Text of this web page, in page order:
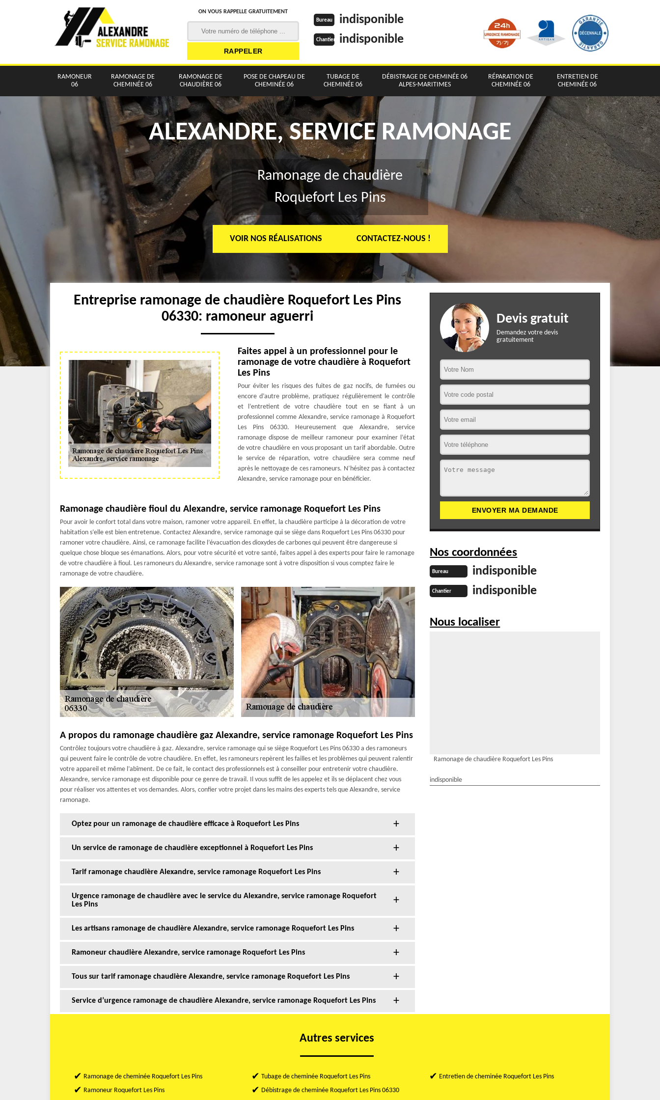
ON VOUS RAPPELLE GRATUITEMENT
Bureau indisponible
Chantier indisponible
RAMONEUR
06
RAMONAGE DE
CHEMINÉE 06
RAMONAGE DE
CHAUDIÈRE 06
POSE DE CHAPEAU DE
CHEMINÉE 06
TUBAGE DE
CHEMINÉE 06
DÉBISTRAGE DE CHEMINÉE 06
ALPES-MARITIMES
RÉPARATION DE
CHEMINÉE 06
ENTRETIEN DE
CHEMINÉE 06
ALEXANDRE, SERVICE RAMONAGE
Ramonage de chaudière
Roquefort Les Pins
VOIR NOS RÉALISATIONS CONTACTEZ-NOUS !
Entreprise ramonage de chaudière Roquefort Les Pins
06330: ramoneur aguerri
Faites appel à un professionnel pour le
ramonage de votre chaudière à Roquefort
Les Pins
Pour éviter les risques des fuites de gaz nocifs, de fumées ou
encore d’autre problème, pratiquez régulièrement le contrôle
et l’entretient de votre chaudière tout en se fiant à un
professionnel comme Alexandre, service ramonage à Roquefort
Les Pins 06330. Heureusement que Alexandre, service
ramonage dispose de meilleur ramoneur pour examiner l’état
de votre chaudière en vous proposant un tarif abordable. Outre
le service de réparation, votre chaudière sera comme neuf
après le nettoyage de ces ramoneurs. N’hésitez pas à contactez
Alexandre, service ramonage pour en bénéficier.
Ramonage chaudière fioul du Alexandre, service ramonage Roquefort Les Pins
Pour avoir le confort total dans votre maison, ramoner votre appareil. En effet, la chaudière participe à la décoration de votre
habitation s’elle est bien entretenue. Contactez Alexandre, service ramonage qui se siège dans Roquefort Les Pins 06330 pour
ramoner votre chaudière. Ainsi, ce ramonage facilite l’évacuation des dioxydes de carbones qui peuvent être dangereuse si
quelque chose bloque ses émanations. Alors, pour votre sécurité et votre santé, faites appel à des experts pour faire le ramonage
de votre chaudière à fioul. Les ramoneurs du Alexandre, service ramonage sont à votre disposition si vous comptez faire le
ramonage de votre chaudière.
A propos du ramonage chaudière gaz Alexandre, service ramonage Roquefort Les Pins
Contrôlez toujours votre chaudière à gaz. Alexandre, service ramonage qui se siège Roquefort Les Pins 06330 a des ramoneurs
qui peuvent faire le contrôle de votre chaudière. En effet, les ramoneurs repèrent les failles et les problèmes qui peuvent ralentir
votre appareil et même l’abîment. De ce fait, le contact des professionnels est à conseiller pour entretenir votre chaudière.
Alexandre, service ramonage est disponible pour ce genre de travail. Il vous suffit de les appelez et ils se déplacent chez vous
pour réaliser vos attentes et vos demandes. Alors, confier votre projet dans les mains des experts tels que Alexandre, service
ramonage.
Optez pour un ramonage de chaudière efficace à Roquefort Les Pins
Un service de ramonage de chaudière exceptionnel à Roquefort Les Pins
Tarif ramonage chaudière Alexandre, service ramonage Roquefort Les Pins
Urgence ramonage de chaudière avec le service du Alexandre, service ramonage Roquefort
Les Pins
Les artisans ramonage de chaudière Alexandre, service ramonage Roquefort Les Pins
Ramoneur chaudière Alexandre, service ramonage Roquefort Les Pins
Tous sur tarif ramonage chaudière Alexandre, service ramonage Roquefort Les Pins
Service d’urgence ramonage de chaudière Alexandre, service ramonage Roquefort Les Pins
Devis gratuit
Demandez votre devis
gratuitement
Nos coordonnées
Bureau indisponible
Chantier indisponible
Nous localiser
Ramonage de chaudière Roquefort Les Pins
indisponible
Autres services
Ramonage de cheminée Roquefort Les Pins
Ramoneur Roquefort Les Pins
Tubage de cheminée Roquefort Les Pins
Débistrage de cheminée Roquefort Les Pins 06330
Entretien de cheminée Roquefort Les Pins